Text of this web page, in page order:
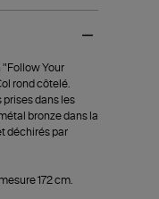
Your
rond côtelé.
dans les
bronze dans la
déchirés par
172 cm.